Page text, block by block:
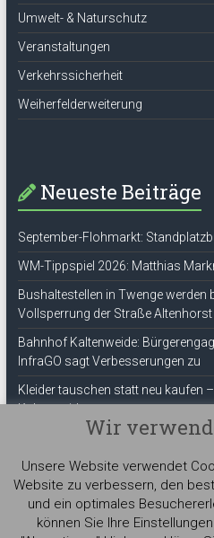
Umwelt- & Naturschutz
Veranstaltungen
Verkehrssicherheit
Weiherfelderweiterung
Neueste Beiträge
September-Flohmarkt:
WM-Tippspiel 2026: Matthias
Bushaltestellen in Twenge werden
Vollsperrung der Straße Altenhorst
Bahnhof Kaltenweide:
InfraGO sagt Verbesserungen zu
Kleider tauschen statt neu kaufen
Kaltenweide
ThemeGrill
Wir
Unsere Website verwendet
Website zu verbessern, den
und ein optimales
können Sie Ihre